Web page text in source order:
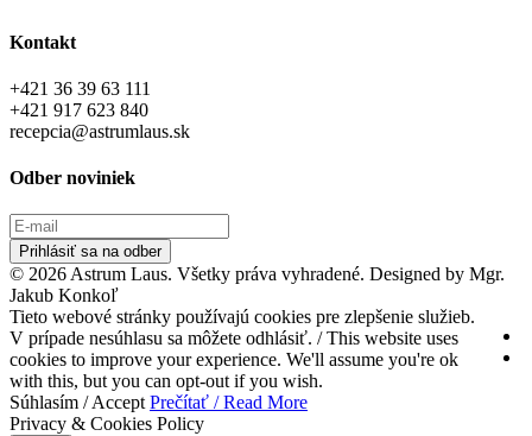
Kontakt
+421 36 39 63 111
+421 917 623 840
recepcia@astrumlaus.sk
Odber noviniek
Prihlásiť sa na odber
© 2026 Astrum Laus. Všetky práva vyhradené. Designed by Mgr.
Jakub Konkoľ
Tieto webové stránky používajú cookies pre zlepšenie služieb.
V prípade nesúhlasu sa môžete odhlásiť. / This website uses
cookies to improve your experience. We'll assume you're ok
with this, but you can opt-out if you wish.
Súhlasím / Accept Prečítať / Read More
Privacy & Cookies Policy